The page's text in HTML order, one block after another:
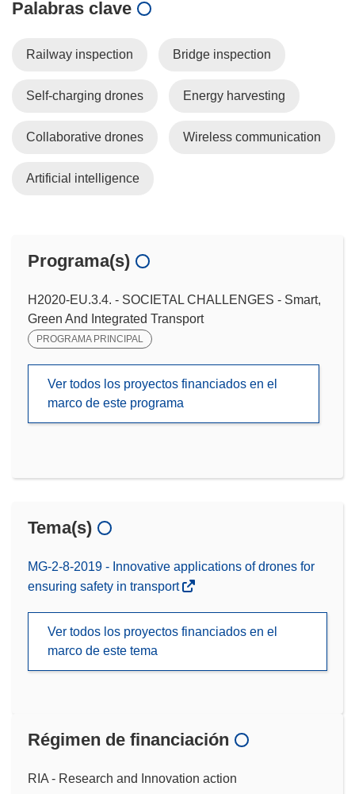
Palabras clave
Railway inspection Bridge inspection
Self-charging drones Energy harvesting
Collaborative drones Wireless communication
Artificial intelligence
Programa(s)
H2020-EU.3.4. - SOCIETAL CHALLENGES - Smart,
Green And Integrated Transport
PROGRAMA PRINCIPAL
Ver todos los proyectos financiados en el
marco de este programa
Tema(s)
MG-2-8-2019 - Innovative applications of drones for
ensuring safety in transport
Ver todos los proyectos financiados en el
marco de este tema
Régimen de financiación
RIA - Research and Innovation action